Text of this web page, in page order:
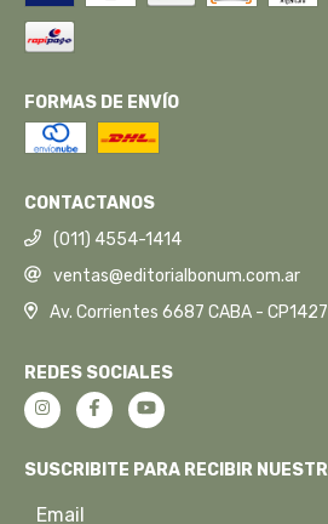
FORMAS DE ENVÍO
CONTACTANOS
(011) 4554-1414
ventas@editorialbonum.com.ar
Av. Corrientes 6687 CABA - CP1427
REDES SOCIALES
SUSCRIBITE PARA RECIBIR